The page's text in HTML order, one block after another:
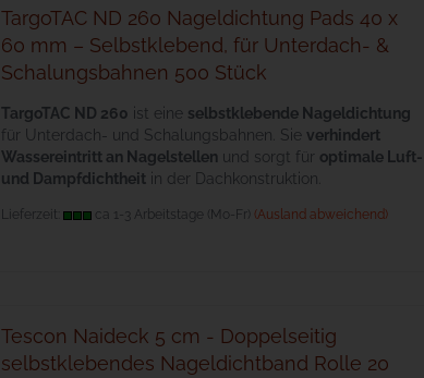
TargoTAC ND 260 Nageldichtung Pads 40 x
60 mm – Selbstklebend, für Unterdach- &
Schalungsbahnen 500 Stück
TargoTAC ND 260 ist eine selbstklebende Nageldichtung
für Unterdach- und Schalungsbahnen. Sie verhindert
Wassereintritt an Nagelstellen und sorgt für optimale Luft-
und Dampfdichtheitin der Dachkonstruktion.
Lieferzeit: ca 1-3 Arbeitstage (Mo-Fr) (Ausland abweichend)
Tescon Naideck 5 cm - Doppelseitig
selbstklebendes Nageldichtband Rolle 20